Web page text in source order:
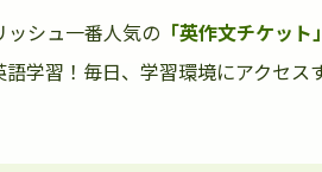
シュ一番人気の 「英作文チケット
学習！毎日、学習環境にアクセス